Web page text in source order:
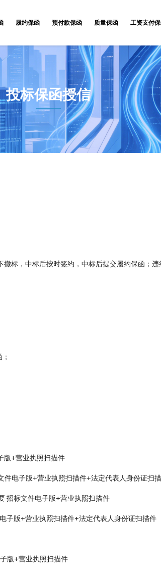
履约保函 预付款保函 质量保函 工资支付
投标保函授信
标，中标后按时签约，中标后提交履约保函；违
版+营业执照扫描件
电子版+营业执照扫描件+法定代表人身份证扫
招标文件电子版+营业执照扫描件
子版+营业执照扫描件+法定代表人身份证扫描件
版+营业执照扫描件